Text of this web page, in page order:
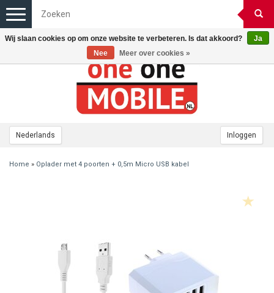
Nederlands Inloggen
Toggle
navigation
Home » Oplader met 4 poorten + 0,5m Micro USB kabel
Wij slaan cookies op om onze website te verbeteren. Is dat akkoord?
Ja
Nee
Meer over cookies »